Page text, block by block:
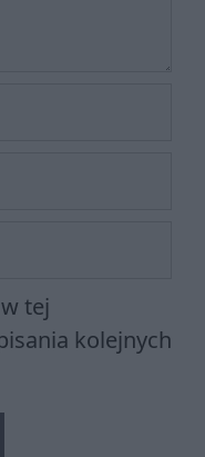
tej
kolejnych